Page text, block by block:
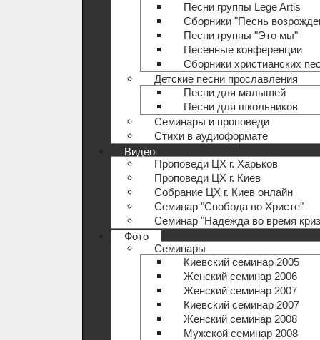
Песни группы Lege Artis
Сборники "Песнь
Песни группы "Это мы"
Песенные конференции
Сборники христианских
Детские песни прославления
Песни для малышей
Песни для школьников
Семинары и проповеди
Стихи в аудиоформате
Видео
Проповеди ЦХ г. Харьков
Проповеди ЦХ г. Киев
Собрание ЦХ г. Киев онлайн
Семинар "Свобода во Христе"
Семинар "Надежда во время
Фото
Семинары
Киевский семинар 2005
Женский семинар 2006
Женский семинар 2007
Киевский семинар 2007
Женский семинар 2008
Мужской семинар 2008